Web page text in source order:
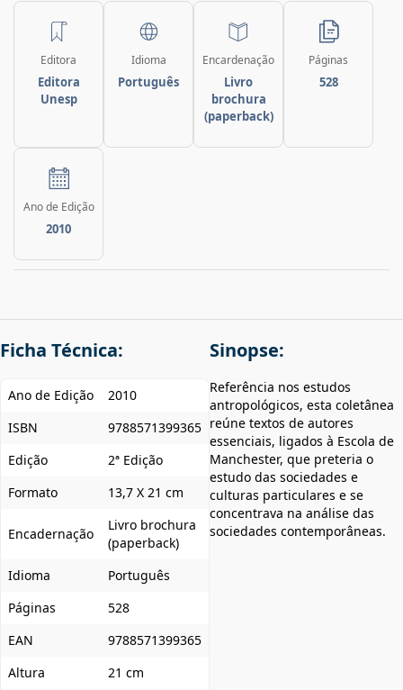
Editora
Editora
Unesp
Idioma
Português
Encardenação
Livro
brochura
(paperback)
Páginas
528
Ano de Edição
2010
Ficha Técnica:
Ano de Edição
2010
ISBN
9788571399365
Edição
2ª Edição
Formato
13,7 X 21 cm
Encadernação
Livro brochura
(paperback)
Idioma
Português
Páginas
528
EAN
9788571399365
Altura
21 cm
Sinopse:
Referência nos estudos
antropológicos, esta coletânea
reúne textos de autores
essenciais, ligados à Escola de
Manchester, que preteria o
estudo das sociedades e
culturas particulares e se
concentrava na análise das
sociedades contemporâneas.